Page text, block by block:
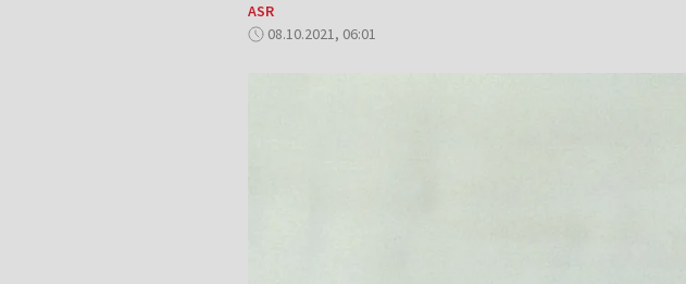
ASR
08.10.2021, 06:01